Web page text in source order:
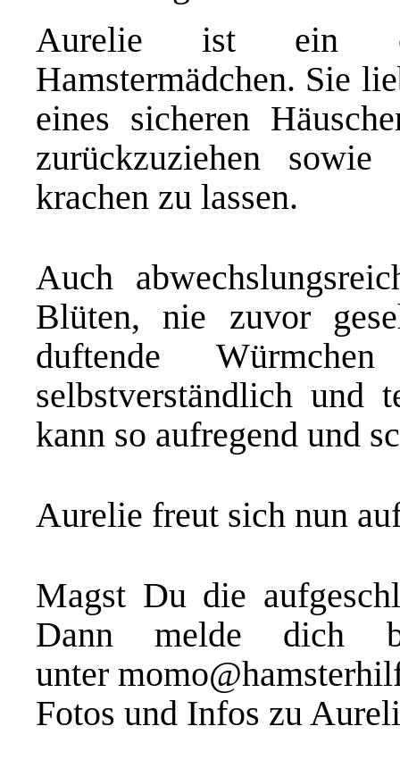
Aurelie ist ein
Hamstermädchen. Sie
eines sicheren
zurückzuziehen
krachen zu lassen.
Auch
Blüten, nie zuvor
duftende
selbstverständlich und
kann so aufregend und
Aurelie freut sich nun
Magst Du die
Dann melde dich
unter
Fotos und Infos zu